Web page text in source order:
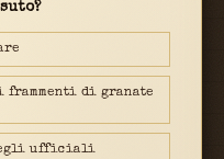
frammenti di granate
ufficiali